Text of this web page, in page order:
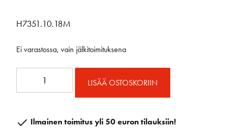
H7351.10.18M
Ei varastossa, vain jälkitoimituksena
rullalaite
LISÄÄ OSTOSKORIIN
Ilmainen toimitus yli 50 euron tilauksiin!